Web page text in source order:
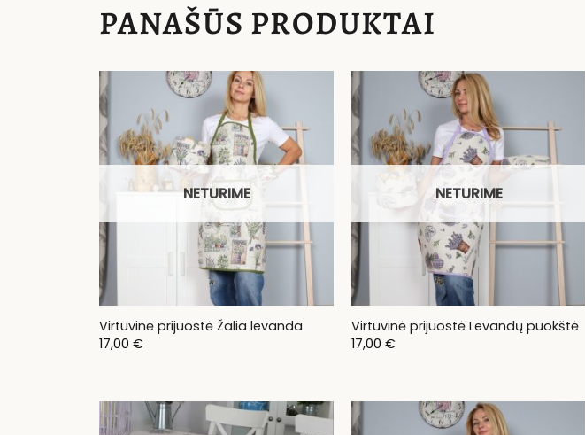
PANAŠŪS PRODUKTAI
NETURIME
Virtuvinė prijuostė Žalia levanda
17,00 €
NETURIME
Virtuvinė prijuostė Levandų puokštė
17,00 €